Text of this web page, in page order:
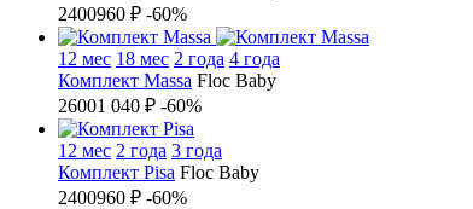
2400960 ₽ -60%
12 мес 18 мес 2 года 4 года
Комплект Massa Floc Baby
26001 040 ₽ -60%
12 мес 2 года 3 года
Комплект Pisa Floc Baby
2400960 ₽ -60%